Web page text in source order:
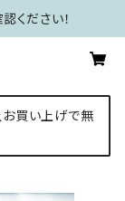
ください！
買い上げで無